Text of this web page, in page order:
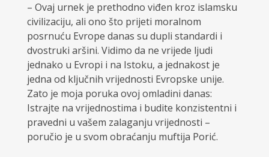
– Ovaj urnek je prethodno viđen kroz islamsku
civilizaciju, ali ono što prijeti moralnom
posrnuću Evrope danas su dupli standardi i
dvostruki aršini. Vidimo da ne vrijede ljudi
jednako u Evropi i na Istoku, a jednakost je
jedna od ključnih vrijednosti Evropske unije.
Zato je moja poruka ovoj omladini danas:
Istrajte na vrijednostima i budite konzistentni i
pravedni u vašem zalaganju vrijednosti –
poručio je u svom obraćanju muftija Porić.